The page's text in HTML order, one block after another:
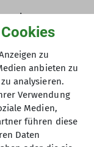
bzw.
Die
sich vor,
von
zu
anbieten zu
analysieren.
Verwendung
Medien,
führen diese
Daten